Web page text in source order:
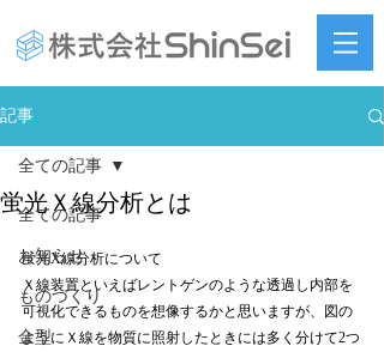
記事
全ての記事
お知らせ
ものづくり
金型
全ての記事
蛍光Ｘ線分析とは
蛍光X線分析について
Ｘ線装置といえばレントゲンのような透過し内部を
可視化できるものを想像するかと思いますが、図の
ようにＸ線を物質に照射したときには多く分けて2つ